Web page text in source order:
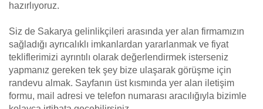
hazırlıyoruz.
Siz de Sakarya gelinlikçileri arasında yer alan firmamızın
sağladığı ayrıcalıklı imkanlardan yararlanmak ve fiyat
tekliflerimizi ayrıntılı olarak değerlendirmek isterseniz
yapmanız gereken tek şey bize ulaşarak görüşme için
randevu almak. Sayfanın üst kısmında yer alan iletişim
formu, mail adresi ve telefon numarası aracılığıyla bizimle